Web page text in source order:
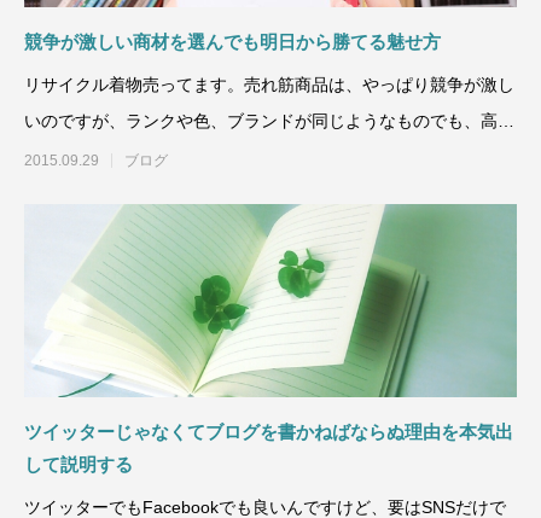
競争が激しい商材を選んでも明日から勝てる魅せ方
リサイクル着物売ってます。売れ筋商品は、やっぱり競争が激し
いのですが、ランクや色、ブランドが同じようなものでも、高く
ても売れるものと50
2015.09.29 ブログ
ツイッターじゃなくてブログを書かねばならぬ理由を本気出
して説明する
ツイッターでもFacebookでも良いんですけど、要はSNSだけで